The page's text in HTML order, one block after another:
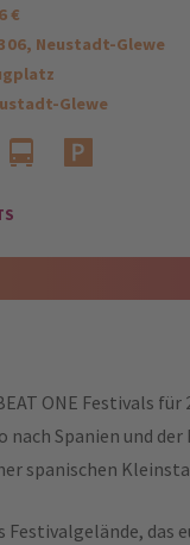
€
Neustadt-Glewe
Glewe
ONE Festivals für
nach Spanien und
spanischen
das